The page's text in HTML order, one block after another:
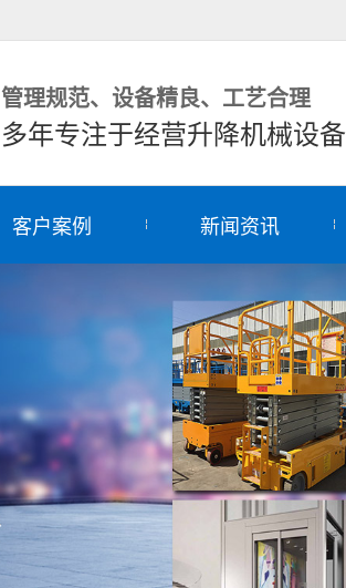
管理规范、设备精良、工艺合理
多年专注于经营升降机械设备
客户案例 新闻资讯